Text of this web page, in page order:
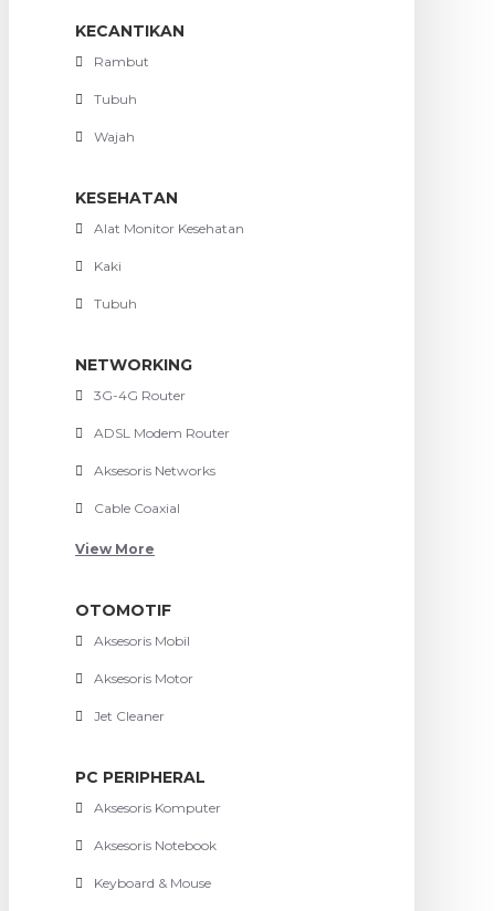
KECANTIKAN
Rambut
Tubuh
Wajah
KESEHATAN
Alat Monitor Kesehatan
Kaki
Tubuh
NETWORKING
3G-4G Router
ADSL Modem Router
Aksesoris Networks
Cable Coaxial
View More
OTOMOTIF
Aksesoris Mobil
Aksesoris Motor
Jet Cleaner
PC PERIPHERAL
Aksesoris Komputer
Aksesoris Notebook
Keyboard & Mouse